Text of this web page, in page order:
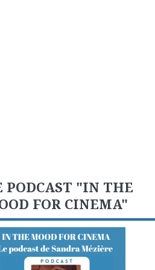
PODCAST "IN THE
FOR CINEMA"